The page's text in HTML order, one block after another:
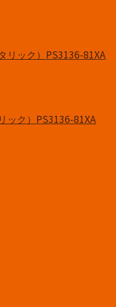
ック）PS3136-81XA